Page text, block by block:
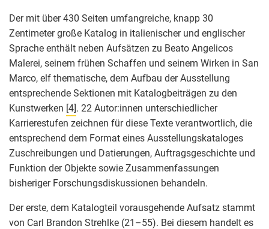
Der mit über 430 Seiten umfangreiche, knapp 30
Zentimeter große Katalog in italienischer und englischer
Sprache enthält neben Aufsätzen zu Beato Angelicos
Malerei, seinem frühen Schaffen und seinem Wirken in San
Marco, elf thematische, dem Aufbau der Ausstellung
entsprechende Sektionen mit Katalogbeiträgen zu den
Kunstwerken [4]. 22 Autor:innen unterschiedlicher
Karrierestufen zeichnen für diese Texte verantwortlich, die
entsprechend dem Format eines Ausstellungskataloges
Zuschreibungen und Datierungen, Auftragsgeschichte und
Funktion der Objekte sowie Zusammenfassungen
bisheriger Forschungsdiskussionen behandeln.
Der erste, dem Katalogteil vorausgehende Aufsatz stammt
von Carl Brandon Strehlke (21–55). Bei diesem handelt es